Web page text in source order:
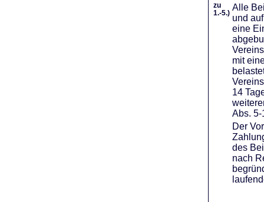
zu
1.-5.)
Alle
und
eine
mit
14
Abs.
Der
des
nach